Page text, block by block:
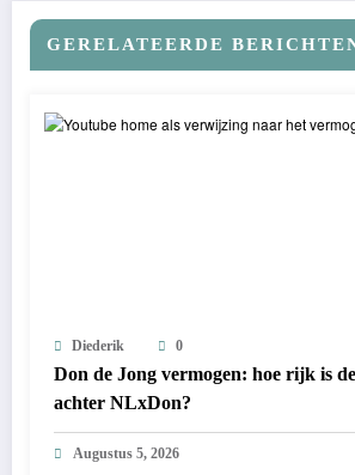
GERELATEERDE
Diederik 0
Don de Jong vermogen: hoe rijk is
achter NLxDon?
Augustus 5, 2026